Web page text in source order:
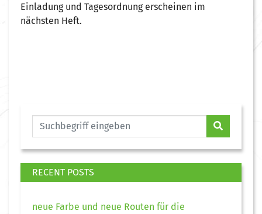
Einladung und Tagesordnung erscheinen im
nächsten Heft.
RECENT POSTS
neue Farbe und neue Routen für die